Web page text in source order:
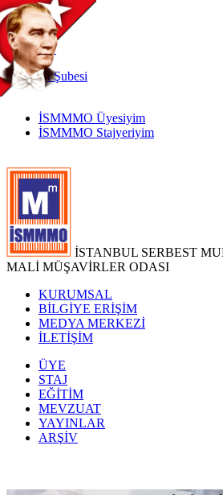
TR
|
EN
İnternetŞubesi
İSMMMO Üyesiyim
İSMMMO Stajyeriyim
İSTANBUL SERBEST
MALİ MÜŞAVİRLER ODASI
KURUMSAL
BİLGİYE ERİŞİM
MEDYA MERKEZİ
İLETİŞİM
ÜYE
STAJ
EĞİTİM
MEVZUAT
YAYINLAR
ARŞİV